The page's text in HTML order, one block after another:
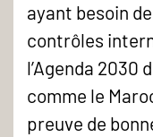
ayant besoin
contrôles
l’Agenda 2030
comme le
preuve de